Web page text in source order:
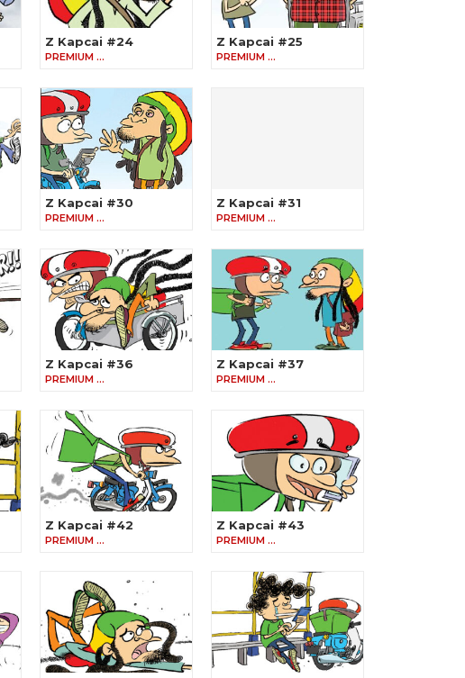
Z Kapcai #24
PREMIUM …
Z Kapcai #25
PREMIUM …
Z Kapcai #30
PREMIUM …
Z Kapcai #31
PREMIUM …
Z Kapcai #36
PREMIUM …
Z Kapcai #37
PREMIUM …
Z Kapcai #42
PREMIUM …
Z Kapcai #43
PREMIUM …